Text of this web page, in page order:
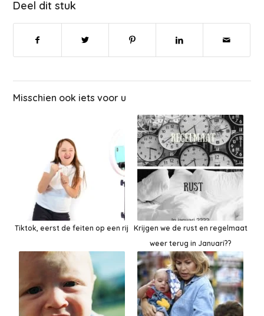
Deel dit stuk
Misschien ook iets voor u
Tiktok, eerst de feiten op een rij
Krijgen we de rust en regelmaat
weer terug in Januari??